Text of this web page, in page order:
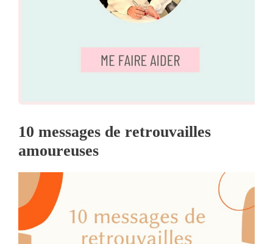
10 messages de retrouvailles
amoureuses